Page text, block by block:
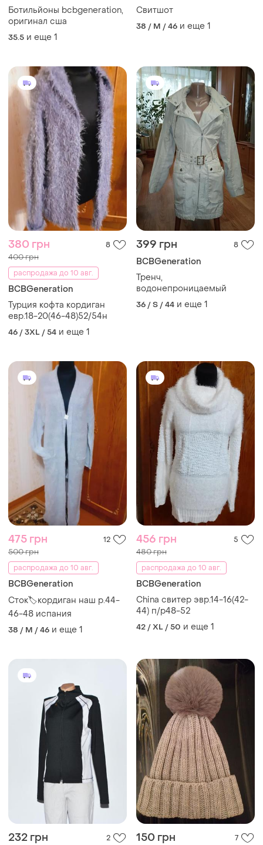
Ботильйоны bcbgeneration,
оригинал сша
35.5 и еще 1
Свитшот
38 / M / 46 и еще 1
380 грн 8
400 грн
распродажа до 10 авг.
BCBGeneration
Турция кофта кордиган
евр.18-20(46-48)52/54н
46 / 3XL / 54 и еще 1
399 грн 8
BCBGeneration
Тренч,
водонепроницаемый
36 / S / 44 и еще 1
475 грн 12
500 грн
распродажа до 10 авг.
BCBGeneration
Сток🏷кордиган наш р.44-
46-48 испания
38 / M / 46 и еще 1
456 грн 5
480 грн
распродажа до 10 авг.
BCBGeneration
China свитер эвр.14-16(42-
44) п/р48-52
42 / XL / 50 и еще 1
232 грн 2 150 грн 7